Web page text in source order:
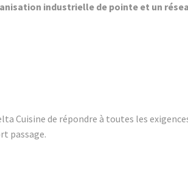
industrielle de pointe et un
Cuisine de répondre à toutes les
passage.